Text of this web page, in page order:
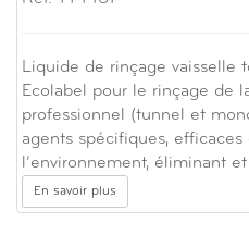
Liquide de rinçage vaisselle
Ecolabel pour le rinçage de
professionnel (tunnel et
agents spécifiques,
l’environnement, éliminant
En savoir plus